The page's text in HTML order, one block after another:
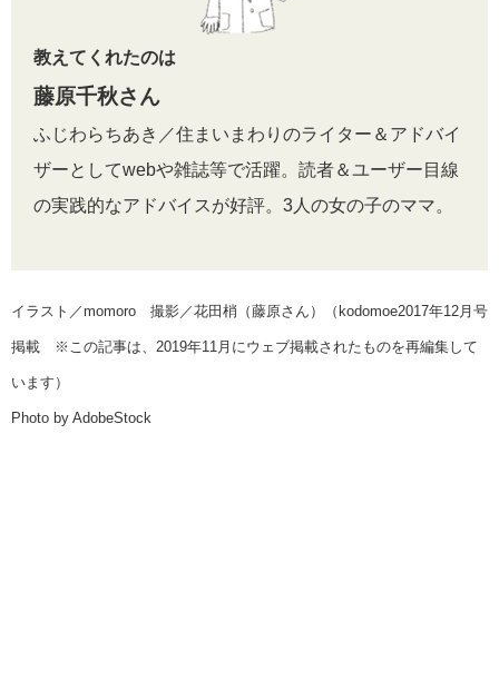
教えてくれたのは
藤原千秋さん
ふじわらちあき／住まいまわりのライター＆アドバイ
ザーとしてwebや雑誌等で活躍。読者＆ユーザー目線
の実践的なアドバイスが好評。3人の女の子のママ。
イラスト／momoro 撮影／花田梢（藤原さん）（kodomoe2017年12月号
掲載 ※この記事は、2019年11月にウェブ掲載されたものを再編集して
います）
Photo by AdobeStock